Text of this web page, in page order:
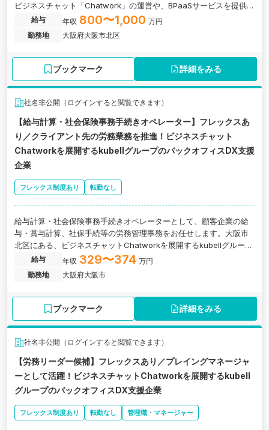
ビジネスチャット「Chatwork」の運営や、BPaaSサービスを提供し
ている東証グロース上場企業の求人です。
給与 年収 800〜1,000 万円
勤務地
大阪府大阪市北区
ブックマーク 詳細をみる
社名非公開（ログインすると閲覧できます）
【給与計算・社会保険事務手続きオペレーター】フレックスあ
り／クライアント先の労務業務を推進！ビジネスチャット
Chatworkを展開するkubellグループのバックオフィスDX支援
企業
フレックス制度あり 転勤なし
給与計算・社会保険事務手続きオペレーターとして、顧客企業の給
与・賞与計算、社保手続等の労務管理事務をお任せします。大阪市
北区にある、ビジネスチャットChatworkを展開するkubellグループ
のバックオフィスDX支援企業の求人です。
給与 年収 329〜374 万円
勤務地
大阪府大阪市
ブックマーク 詳細をみる
社名非公開（ログインすると閲覧できます）
【労務リーダー候補】フレックスあり／プレイングマネージャ
ーとして活躍！ビジネスチャットChatworkを展開するkubell
グループのバックオフィスDX支援企業
フレックス制度あり 転勤なし 管理職・マネージャー